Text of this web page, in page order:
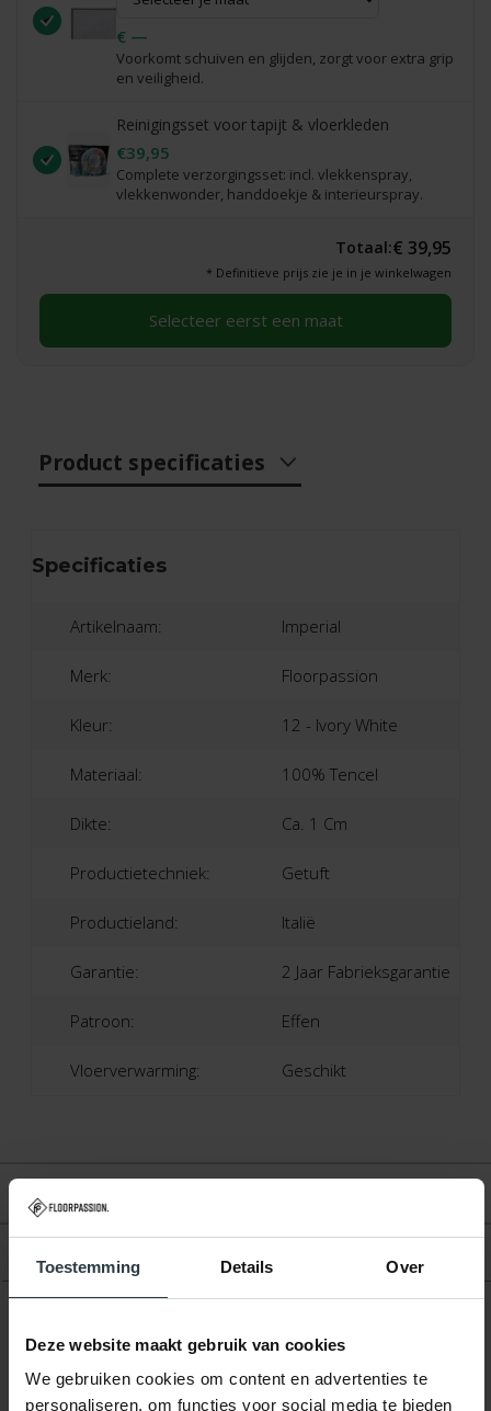
Toestemming Details Over
Deze website maakt gebruik van cookies
We gebruiken cookies om content en advertenties te
personaliseren, om functies voor social media te bieden
€ —
Voorkomt schuiven en glijden, zorgt voor extra grip
en veiligheid.
Reinigingsset voor tapijt & vloerkleden
€39,95
Complete verzorgingsset: incl. vlekkenspray,
vlekkenwonder, handdoekje & interieurspray.
Totaal:€ 39,95
* Definitieve prijs zie je in je winkelwagen
Selecteer eerst een maat
Product specificaties
Beoordelingen
Product
Specificaties
Artikelnaam: Imperial
Merk: Floorpassion
Kleur: 12 - Ivory White
Materiaal: 100% Tencel
Dikte: Ca. 1 Cm
Productietechniek: Getuft
Productieland: Italië
Garantie: 2 Jaar Fabrieksgarantie
Patroon: Effen
Vloerverwarming: Geschikt
Gerelateerde producten